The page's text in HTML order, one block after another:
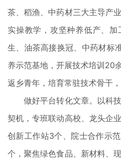
茶、稻渔、中药材三大主导产
实操教学，攻坚种养低产、
生、油茶高接换冠、中药材标
养示范基地，开展技术培训20
返乡青年，培育常驻技术骨干
做好平台转化文章。以科技
契机，专班联动高校、龙头企
创新工作站3个、院士合作示
个，聚焦绿色食品、新材料、